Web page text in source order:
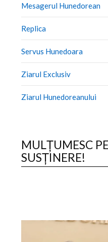
Mesagerul Hunedorean
Replica
Servus Hunedoara
Ziarul Exclusiv
Ziarul Hunedoreanului
MULȚUMESC
SUSȚINERE!